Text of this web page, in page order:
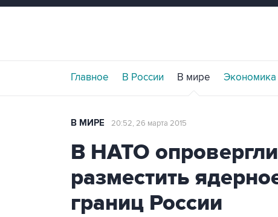
Главное В России В мире Экономика
В МИРЕ 20:52, 26 марта 2015
В НАТО
разместить
границ России